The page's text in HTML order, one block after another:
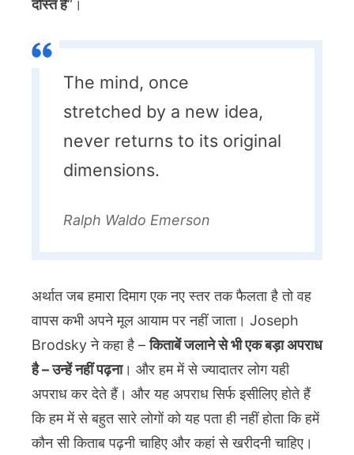
दोस्त हैं“।
The mind, once
stretched by a new idea,
never returns to its original
dimensions.
Ralph Waldo Emerson
अर्थात जब हमारा दिमाग एक नए स्तर तक फैलता है तो वह
वापस कभी अपने मूल आयाम पर नहीं जाता। Joseph
Brodsky ने कहा है –किताबें जलाने से भी एक बड़ा अपराध
है – उन्हें नहीं पढ़ना। और हम में से ज्यादातर लोग यही
अपराध कर देते हैं। और यह अपराध सिर्फ इसीलिए होते हैं
कि हम में से बहुत सारे लोगों को यह पता ही नहीं होता कि हमें
कौन सी किताब पढ़नी चाहिए और कहां से खरीदनी चाहिए।